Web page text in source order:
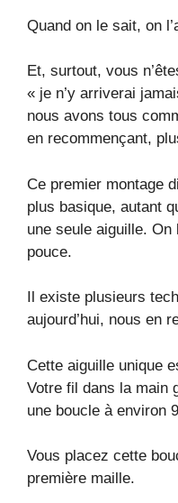
Quand on le sait, on
Et, surtout, vous
« je n’y arriverai
nous avons tous
en recommençant,
Ce premier montage
plus basique, autant
une seule aiguille. On
pouce.
Il existe plusieurs
aujourd’hui, nous en
Cette aiguille unique
Votre fil dans la main
une boucle à environ
Vous placez cette
première maille.